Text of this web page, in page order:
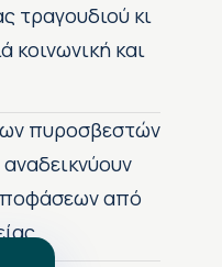
τραγουδιού κι
κοινωνική και
πυροσβεστών
από